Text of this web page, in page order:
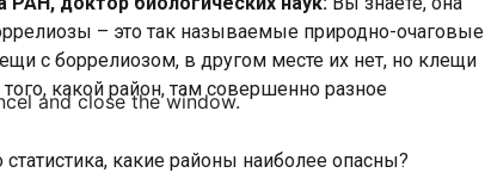
and close the window.
– это так называемые природно-очаговые
с боррелиозом, в другом месте их нет, но клещи
какой район, там совершенно разное
статистика, какие районы наиболее опасны?